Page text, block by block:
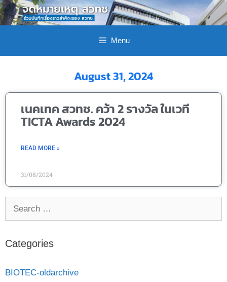
Menu
August 31, 2024
เนคเทค สวทช. คว้า 2 รางวัล ในเวที
TICTA Awards 2024
READ MORE »
31/08/2024
Categories
BIOTEC-oldarchive